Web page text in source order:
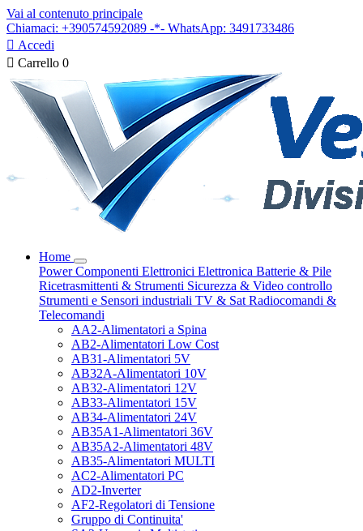
Vai al contenuto principale
Chiamaci: +390574592089 -*- WhatsApp: 3491733486
 Accedi
 Carrello 0
Home
PowerComponenti Elettronici Elettronica Batterie & Pile
Ricetrasmittenti & Strumenti Sicurezza & Video controllo
Strumenti e Sensori industriali TV & Sat Radiocomandi &
Telecomandi
AA2-Alimentatori a Spina
AB2-Alimentatori Low Cost
AB31-Alimentatori 5V
AB32A-Alimentatori 10V
AB32-Alimentatori 12V
AB33-Alimentatori 15V
AB34-Alimentatori 24V
AB35A1-Alimentatori 36V
AB35A2-Alimentatori 48V
AB35-Alimentatori MULTI
AC2-Alimentatori PC
AD2-Inverter
AF2-Regolatori di Tensione
Gruppo di Continuita'